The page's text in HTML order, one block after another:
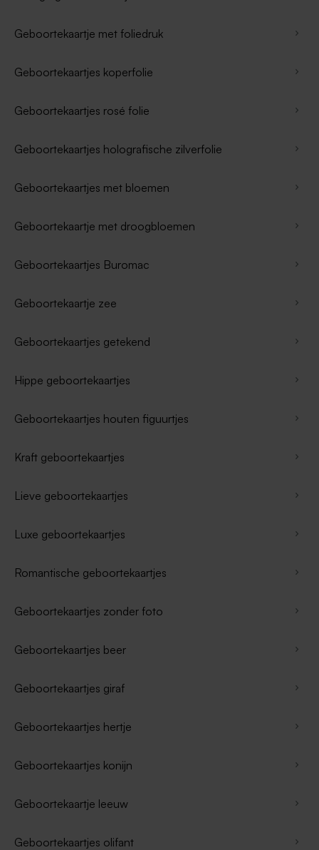
Geboortekaartje met foliedruk
Geboortekaartjes koperfolie
Geboortekaartjes rosé folie
Geboortekaartjes holografische zilverfolie
Geboortekaartjes met bloemen
Geboortekaartje met droogbloemen
Geboortekaartjes Buromac
Geboortekaartje zee
Geboortekaartjes getekend
Hippe geboortekaartjes
Geboortekaartjes houten figuurtjes
Kraft geboortekaartjes
Lieve geboortekaartjes
Luxe geboortekaartjes
Romantische geboortekaartjes
Geboortekaartjes zonder foto
Geboortekaartjes beer
Geboortekaartjes giraf
Geboortekaartjes hertje
Geboortekaartjes konijn
Geboortekaartje leeuw
Geboortekaartjes olifant